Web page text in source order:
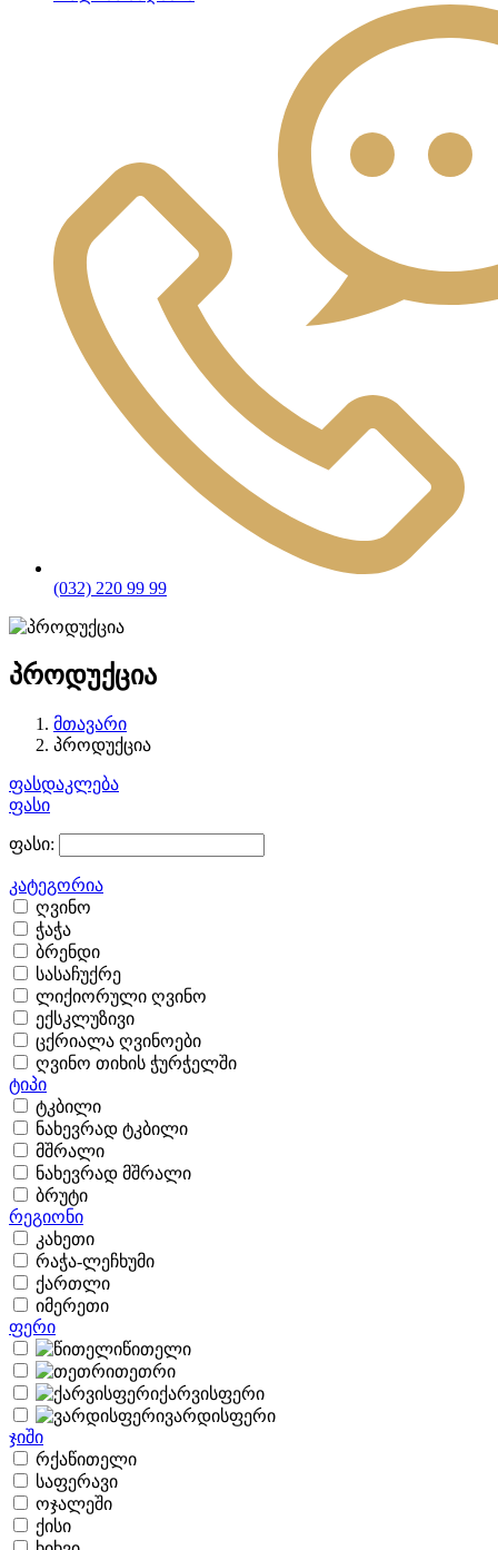
(032) 220 99 99
პროდუქცია
მთავარი
პროდუქცია
ფასდაკლება
ფასი
ფასი:
კატეგორია
ღვინო
ჭაჭა
ბრენდი
სასაჩუქრე
ლიქიორული ღვინო
ექსკლუზივი
ცქრიალა ღვინოები
ღვინო თიხის ჭურჭელში
ტიპი
ტკბილი
ნახევრად ტკბილი
მშრალი
ნახევრად მშრალი
ბრუტი
რეგიონი
კახეთი
რაჭა-ლეჩხუმი
ქართლი
იმერეთი
ფერი
წითელი
თეთრი
ქარვისფერი
ვარდისფერი
ჯიში
რქაწითელი
საფერავი
ოჯალეში
ქისი